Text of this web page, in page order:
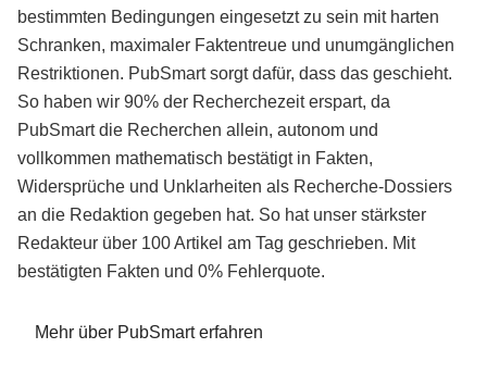
bestimmten Bedingungen eingesetzt zu sein mit harten
Schranken, maximaler Faktentreue und unumgänglichen
Restriktionen. PubSmart sorgt dafür, dass das geschieht.
So haben wir 90% der Recherchezeit erspart, da
PubSmart die Recherchen allein, autonom und
vollkommen mathematisch bestätigt in Fakten,
Widersprüche und Unklarheiten als Recherche-Dossiers
an die Redaktion gegeben hat. So hat unser stärkster
Redakteur über 100 Artikel am Tag geschrieben. Mit
bestätigten Fakten und 0% Fehlerquote.
Mehr über PubSmart erfahren